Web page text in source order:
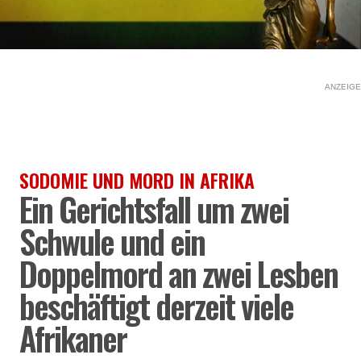
ANZEIGE
SODOMIE UND MORD IN AFRIKA
Ein Gerichtsfall um zwei
Schwule und ein
Doppelmord an zwei Lesben
beschäftigt derzeit viele
Afrikaner